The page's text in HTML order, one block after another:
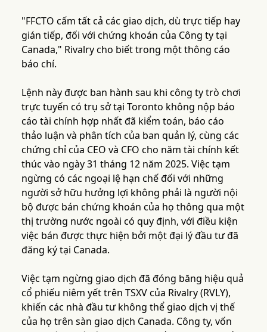
"FFCTO cấm tất cả các giao dịch, dù trực tiếp hay
gián tiếp, đối với chứng khoán của Công ty tại
Canada," Rivalry cho biết trong một thông cáo
báo chí.
Lệnh này được ban hành sau khi công ty trò chơi
trực tuyến có trụ sở tại Toronto không nộp báo
cáo tài chính hợp nhất đã kiểm toán, báo cáo
thảo luận và phân tích của ban quản lý, cùng các
chứng chỉ của CEO và CFO cho năm tài chính kết
thúc vào ngày 31 tháng 12 năm 2025. Việc tạm
ngừng có các ngoại lệ hạn chế đối với những
người sở hữu hưởng lợi không phải là người nội
bộ được bán chứng khoán của họ thông qua một
thị trường nước ngoài có quy định, với điều kiện
việc bán được thực hiện bởi một đại lý đầu tư đã
đăng ký tại Canada.
Việc tạm ngừng giao dịch đã đóng băng hiệu quả
cổ phiếu niêm yết trên TSXV của Rivalry (RVLY),
khiến các nhà đầu tư không thể giao dịch vị thế
của họ trên sàn giao dịch Canada. Công ty, vốn